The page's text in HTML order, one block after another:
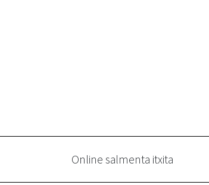
Online salmenta itxita